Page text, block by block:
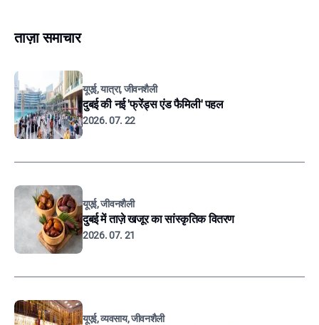
ताज़ा समाचार
यूएई, यात्रा, जीवनशैली
दुबई की नई 'फ्रेंड्स एंड फैमिली' पहल
2026. 07. 22
यूएई, जीवनशैली
दुबई में ताज़े खजूर का सांस्कृतिक वितरण
2026. 07. 21
यूएई, व्यवसाय, जीवनशैली